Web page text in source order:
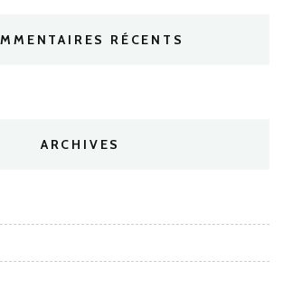
RÉCENTS
ARCHIVES